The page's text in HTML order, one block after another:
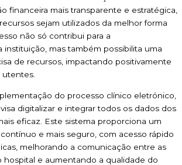
financeira mais transparente e estratégica,
sejam utilizados da melhor forma
não só contribui para a
instituição, mas também possibilita uma
de recursos, impactando positivamente
utentes.
do processo clínico eletrónico,
digitalizar e integrar todos os dados dos
eficaz. Este sistema proporciona um
e mais seguro, com acesso rápido
melhorando a comunicação entre as
hospital e aumentando a qualidade do